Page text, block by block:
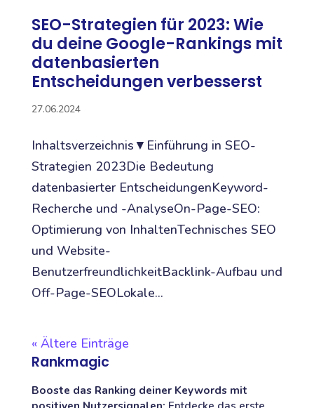
SEO-Strategien für 2023: Wie
du deine Google-Rankings mit
datenbasierten
Entscheidungen verbesserst
27.06.2024
Inhaltsverzeichnis▼Einführung in SEO-
Strategien 2023Die Bedeutung
datenbasierter EntscheidungenKeyword-
Recherche und -AnalyseOn-Page-SEO:
Optimierung von InhaltenTechnisches SEO
und Website-
BenutzerfreundlichkeitBacklink-Aufbau und
Off-Page-SEOLokale...
« Ältere Einträge
Rankmagic
Booste das Ranking deiner Keywords mit